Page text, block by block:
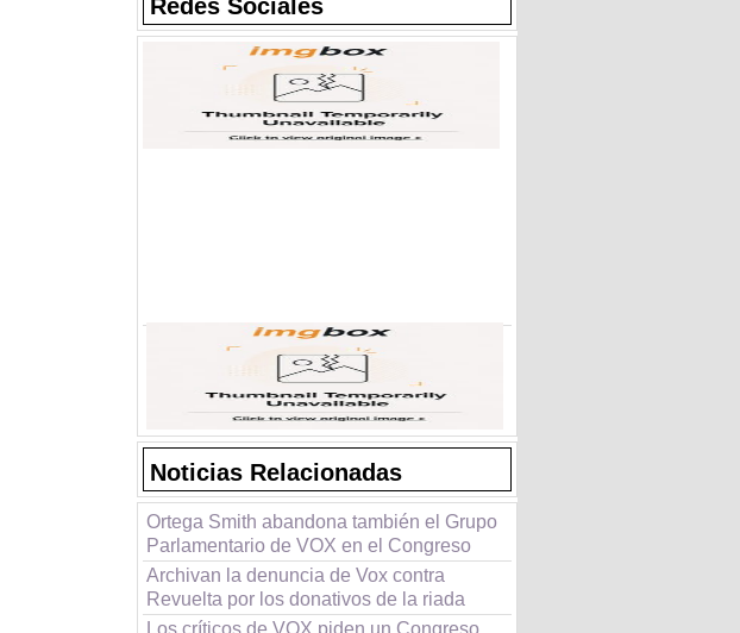
Redes Sociales
Noticias Relacionadas
Ortega Smith abandona también el Grupo
Parlamentario de VOX en el Congreso
Archivan la denuncia de Vox contra
Revuelta por los donativos de la riada
Los críticos de VOX piden un Congreso